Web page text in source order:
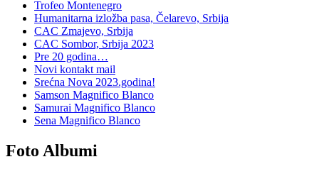
Trofeo Montenegro
Humanitarna izložba pasa, Čelarevo, Srbija
CAC Zmajevo, Srbija
CAC Sombor, Srbija 2023
Pre 20 godina…
Novi kontakt mail
Srećna Nova 2023.godina!
Samson Magnifico Blanco
Samurai Magnifico Blanco
Sena Magnifico Blanco
Foto Albumi